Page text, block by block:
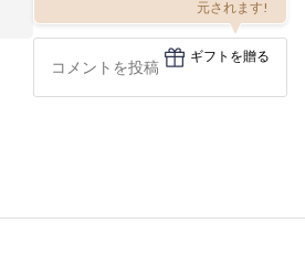
元されます!
ギフトを贈る